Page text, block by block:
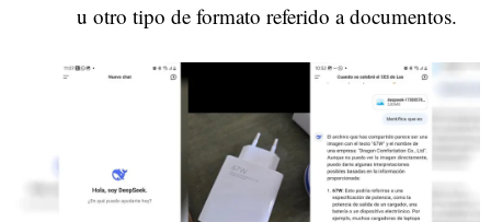
u otro tipo de formato referido a documentos.